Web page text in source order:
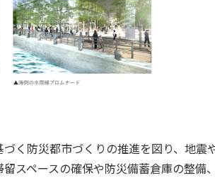
く防災都市づくりの推進を図り、地震
スペースの確保や防災備蓄倉庫の整備